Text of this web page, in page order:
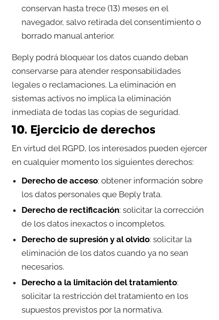
conservan hasta trece (13) meses en el
navegador, salvo retirada del consentimiento o
borrado manual anterior.
Beply podrá bloquear los datos cuando deban
conservarse para atender responsabilidades
legales o reclamaciones. La eliminación en
sistemas activos no implica la eliminación
inmediata de todas las copias de seguridad.
10. Ejercicio de derechos
En virtud del RGPD, los interesados pueden ejercer
en cualquier momento los siguientes derechos:
Derecho de acceso: obtener información sobre
los datos personales que Beply trata.
Derecho de rectificación: solicitar la corrección
de los datos inexactos o incompletos.
Derecho de supresión y al olvido: solicitar la
eliminación de los datos cuando ya no sean
necesarios.
Derecho a la limitación del tratamiento:
solicitar la restricción del tratamiento en los
supuestos previstos por la normativa.